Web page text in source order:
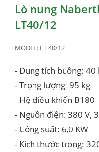
Lò nung
LT40/12
MODEL: LT 40/12
- Dung tích buồng: 40
- Trọng lượng: 95 kg
- Hệ điều khiển B180
- Nguồn điện: 380 V,
- Công suất: 6,0 KW
- Kích thước trong: